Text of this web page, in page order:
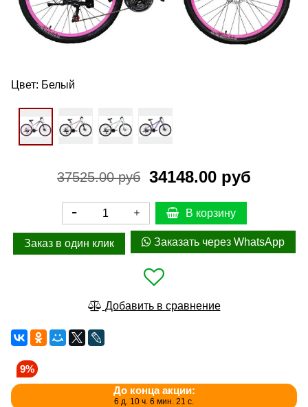
Цвет: Белый
37525.00 руб 34148.00 руб
В корзину
Заказ в один клик Заказать через WhatsApp
Добавить в сравнение
9%
До конца акции:
6 д. 10 ч. 6 мин. 21 с.